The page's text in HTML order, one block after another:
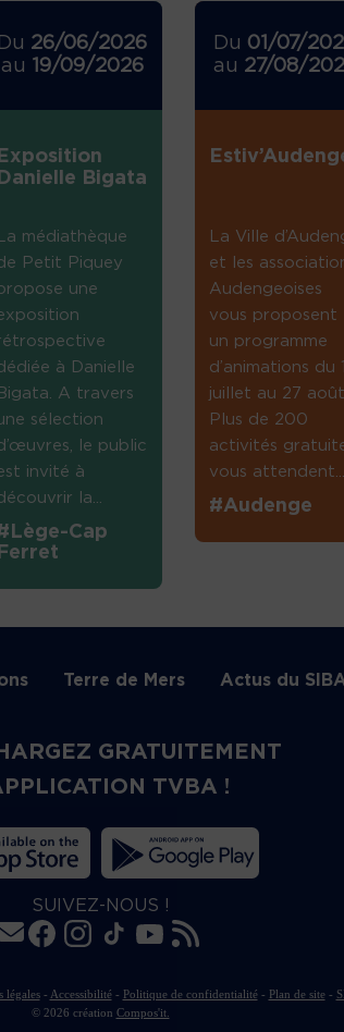
Du 26/06/2026
au 19/09/2026
Exposition
Danielle Bigata
La médiathèque
Petit Piquey
une
à Danielle
Bigata. A travers
sélection
le public
invité à
la...
Cap
Ferret
Du 01/07/
au 27/08/
La Ville
et les
Audengeoises
vous proposent
un programme
d’animations du
juillet au 27
Plus de 200
activités
vous
#Audenge
Terre de Mers Actus du
GRATUITEMENT
TVBA !
SUIVEZ-NOUS !
légales- Accessibilité- Politique de confidentialité- Plan de site-
© 2026 création Compos'it.